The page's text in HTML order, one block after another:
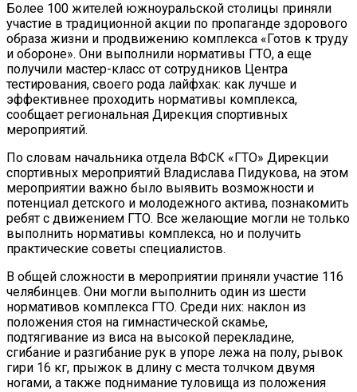
Более 100 жителей южноуральской столицы приняли
участие в традиционной акции по пропаганде здорового
образа жизни и продвижению комплекса «Готов к труду
и обороне». Они выполнили нормативы ГТО, а еще
получили мастер-класс от сотрудников Центра
тестирования, своего рода лайфхак: как лучше и
эффективнее проходить нормативы комплекса,
сообщает региональная Дирекция спортивных
мероприятий.
По словам начальника отдела ВФСК «ГТО» Дирекции
спортивных мероприятий Владислава Пидукова, на этом
мероприятии важно было выявить возможности и
потенциал детского и молодежного актива, познакомить
ребят с движением ГТО. Все желающие могли не только
выполнить нормативы комплекса, но и получить
практические советы специалистов.
В общей сложности в мероприятии приняли участие 116
челябинцев. Они могли выполнить один из шести
нормативов комплекса ГТО. Среди них: наклон из
положения стоя на гимнастической скамье,
подтягивание из виса на высокой перекладине,
сгибание и разгибание рук в упоре лежа на полу, рывок
гири 16 кг, прыжок в длину с места толчком двумя
ногами, а также поднимание туловища из положения